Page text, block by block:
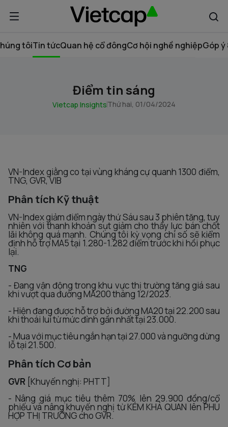
tôiTin tứcQuan hệ cổ đôngCơ hội nghề nghiệpGóp ý
Điểm tin sáng
Vietcap InsightsThứ hai, 01/04/2024
VN-Index giằng co tại vùng kháng cự quanh 1300 điểm,
TNG, GVR, VIB
Phân tích Kỹ thuật
VN-Index giảm điểm ngày thứ Sáu sau 3 phiên tăng, tuy
nhiên với thanh khoản sụt giảm cho thấy lực bán chốt
lãi không quá mạnh. Chúng tôi kỳ vọng chỉ số sẽ kiểm
định hỗ trợ MA5 tại 1.280-1.282 điểm trước khi hồi phục
lại.
TNG
- Đang vận động trong khu vực thị trường tăng giá sau
khi vượt qua đường MA200 tháng 12/2023.
- Hiện đang được hỗ trợ bởi đường MA20 tại 22.200 sau
khi thoái lui từ mức đỉnh gần nhất tại 23.000.
- Mua với mục tiêu ngắn hạn tại 27.000 và ngưỡng dừng
lỗ tại 21.500.
Phân tích Cơ bản
GVR [Khuyến nghị: PHTT]
- Nâng giá mục tiêu thêm 70% lên 29.900 đồng/cổ
phiếu và nâng khuyến nghị từ KÉM KHẢ QUAN lên PHÙ
HỢP THỊ TRƯỜNG cho GVR.